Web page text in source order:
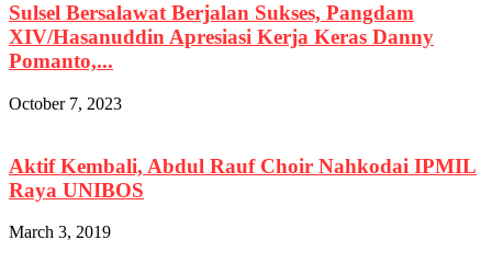
Sulsel Bersalawat Berjalan Sukses, Pangdam
XIV/Hasanuddin Apresiasi Kerja Keras Danny
Pomanto,...
October 7, 2023
Aktif Kembali, Abdul Rauf Choir Nahkodai IPMIL
Raya UNIBOS
March 3, 2019